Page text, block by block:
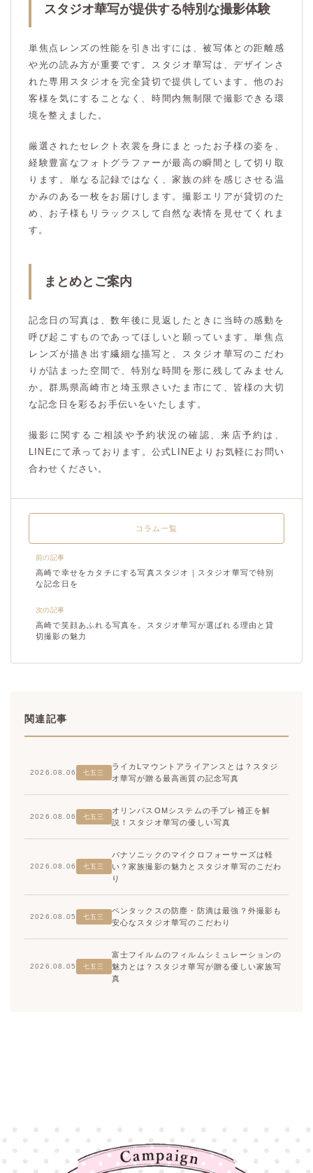
スタジオ華写が提供する特別な撮影体験
単焦点レンズの性能を引き出すには、被写体との距離感
や光の読み方が重要です。スタジオ華写は、デザインさ
れた専用スタジオを完全貸切で提供しています。他のお
客様を気にすることなく、時間内無制限で撮影できる環
境を整えました。
厳選されたセレクト衣裳を身にまとったお子様の姿を、
経験豊富なフォトグラファーが最高の瞬間として切り取
ります。単なる記録ではなく、家族の絆を感じさせる温
かみのある一枚をお届けします。撮影エリアが貸切のた
め、お子様もリラックスして自然な表情を見せてくれま
す。
まとめとご案内
記念日の写真は、数年後に見返したときに当時の感動を
呼び起こすものであってほしいと願っています。単焦点
レンズが描き出す繊細な描写と、スタジオ華写のこだわ
りが詰まった空間で、特別な時間を形に残してみません
か。群馬県高崎市と埼玉県さいたま市にて、皆様の大切
な記念日を彩るお手伝いをいたします。
撮影に関するご相談や予約状況の確認、来店予約は、
LINEにて承っております。公式LINEよりお気軽にお問い
合わせください。
前の記事
高崎で幸せをカタチにする写真スタジオ｜スタジオ華写で特別
な記念日を
コラム一覧
次の記事
高崎で笑顔あふれる写真を。スタジオ華写が選ばれる理由と貸
切撮影の魅力
関連記事
2026.08.06 七五三
ライカLマウントアライアンスとは？スタジ
オ華写が贈る最高画質の記念写真
2026.08.06 七五三
オリンパスOMシステムの手ブレ補正を解
説！スタジオ華写の優しい写真
2026.08.06 七五三
パナソニックのマイクロフォーサーズは軽
い？家族撮影の魅力とスタジオ華写のこだわ
り
2026.08.05 七五三
ペンタックスの防塵・防滴は最強？外撮影も
安心なスタジオ華写のこだわり
2026.08.05 七五三
富士フイルムのフィルムシミュレーションの
魅力とは？スタジオ華写が贈る優しい家族写
真